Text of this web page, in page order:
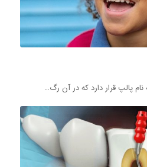
پالپ قرار دارد که در آن رگ…